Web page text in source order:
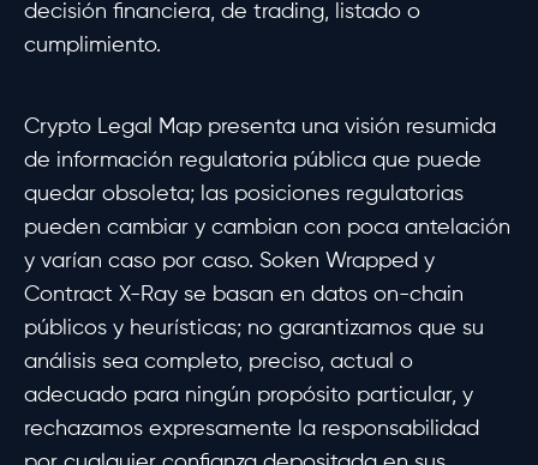
decisión financiera, de trading, listado o
cumplimiento.
Crypto Legal Map presenta una visión resumida
de información regulatoria pública que puede
quedar obsoleta; las posiciones regulatorias
pueden cambiar y cambian con poca antelación
y varían caso por caso. Soken Wrapped y
Contract X-Ray se basan en datos on-chain
públicos y heurísticas; no garantizamos que su
análisis sea completo, preciso, actual o
adecuado para ningún propósito particular, y
rechazamos expresamente la responsabilidad